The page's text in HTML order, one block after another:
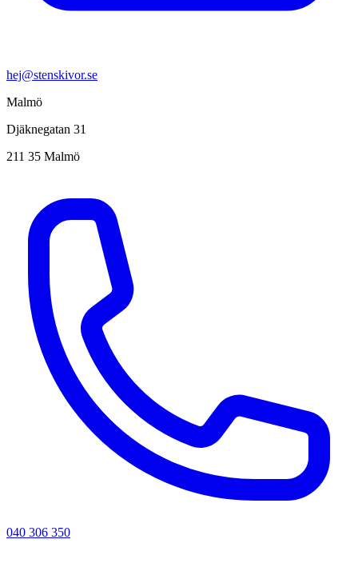
hej@stenskivor.se
Malmö
Djäknegatan 31
211 35 Malmö
040 306 350